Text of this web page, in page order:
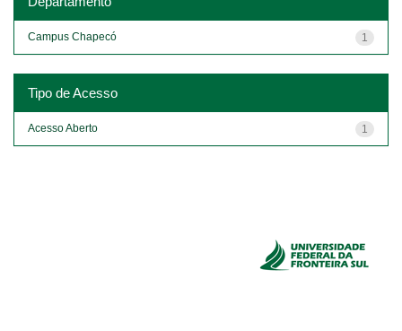
1
Campus Chapecó
Tipo de Acesso
1
Acesso Aberto